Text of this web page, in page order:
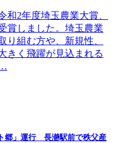
和2年度埼玉農業大賞、
賞しました。埼玉農業
り組む方や、新規性、
きく飛躍が見込まれる
郷」運行 長瀞駅前で秩父産